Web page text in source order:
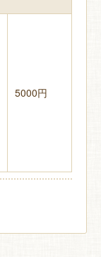
5000円